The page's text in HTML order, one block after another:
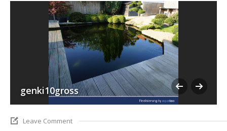
genki10gross
Leave Comment